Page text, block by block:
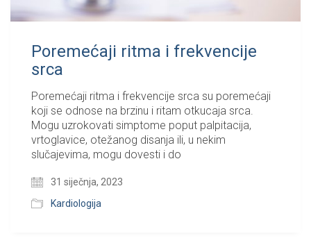
Poremećaji ritma i frekvencije
srca
Poremećaji ritma i frekvencije srca su poremećaji
koji se odnose na brzinu i ritam otkucaja srca.
Mogu uzrokovati simptome poput palpitacija,
vrtoglavice, otežanog disanja ili, u nekim
slučajevima, mogu dovesti i do
31 siječnja, 2023
Kardiologija